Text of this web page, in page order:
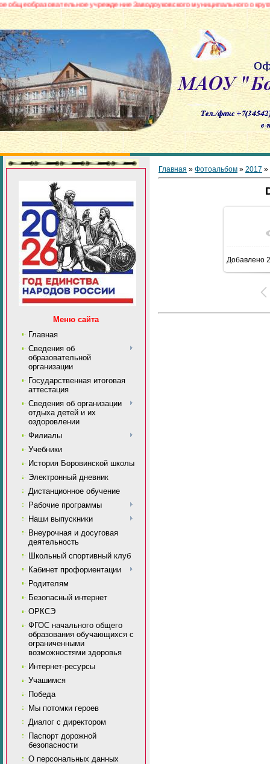
учреждение Заводоуковского муниципального округа
Меню сайта
Главная
Сведения об
образовательной
организации
Государственная итоговая
аттестация
Сведения об организации
отдыха детей и их
оздоровлении
Филиалы
Учебники
История Боровинской школы
Электронный дневник
Дистанционное обучение
Рабочие программы
Наши выпускники
Внеурочная и досуговая
деятельность
Школьный спортивный клуб
Кабинет профориентации
Родителям
Безопасный интернет
ОРКСЭ
ФГОС начального общего
образования обучающихся с
ограниченными
возможностями здоровья
Интернет-ресурсы
Учашимся
Победа
Мы потомки героев
Диалог с директором
Паспорт дорожной
безопасности
О персональных данных
Главная » Фотоальбом » 2017 »
В
Добавлено